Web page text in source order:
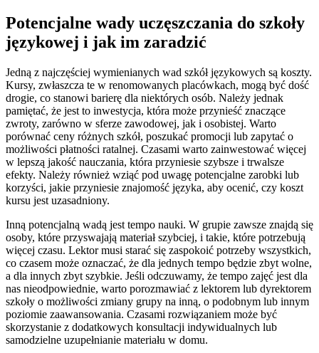
Potencjalne wady uczęszczania do szkoły
językowej i jak im zaradzić
Jedną z najczęściej wymienianych wad szkół językowych są koszty.
Kursy, zwłaszcza te w renomowanych placówkach, mogą być dość
drogie, co stanowi barierę dla niektórych osób. Należy jednak
pamiętać, że jest to inwestycja, która może przynieść znaczące
zwroty, zarówno w sferze zawodowej, jak i osobistej. Warto
porównać ceny różnych szkół, poszukać promocji lub zapytać o
możliwości płatności ratalnej. Czasami warto zainwestować więcej
w lepszą jakość nauczania, która przyniesie szybsze i trwalsze
efekty. Należy również wziąć pod uwagę potencjalne zarobki lub
korzyści, jakie przyniesie znajomość języka, aby ocenić, czy koszt
kursu jest uzasadniony.
Inną potencjalną wadą jest tempo nauki. W grupie zawsze znajdą się
osoby, które przyswajają materiał szybciej, i takie, które potrzebują
więcej czasu. Lektor musi starać się zaspokoić potrzeby wszystkich,
co czasem może oznaczać, że dla jednych tempo będzie zbyt wolne,
a dla innych zbyt szybkie. Jeśli odczuwamy, że tempo zajęć jest dla
nas nieodpowiednie, warto porozmawiać z lektorem lub dyrektorem
szkoły o możliwości zmiany grupy na inną, o podobnym lub innym
poziomie zaawansowania. Czasami rozwiązaniem może być
skorzystanie z dodatkowych konsultacji indywidualnych lub
samodzielne uzupełnianie materiału w domu.